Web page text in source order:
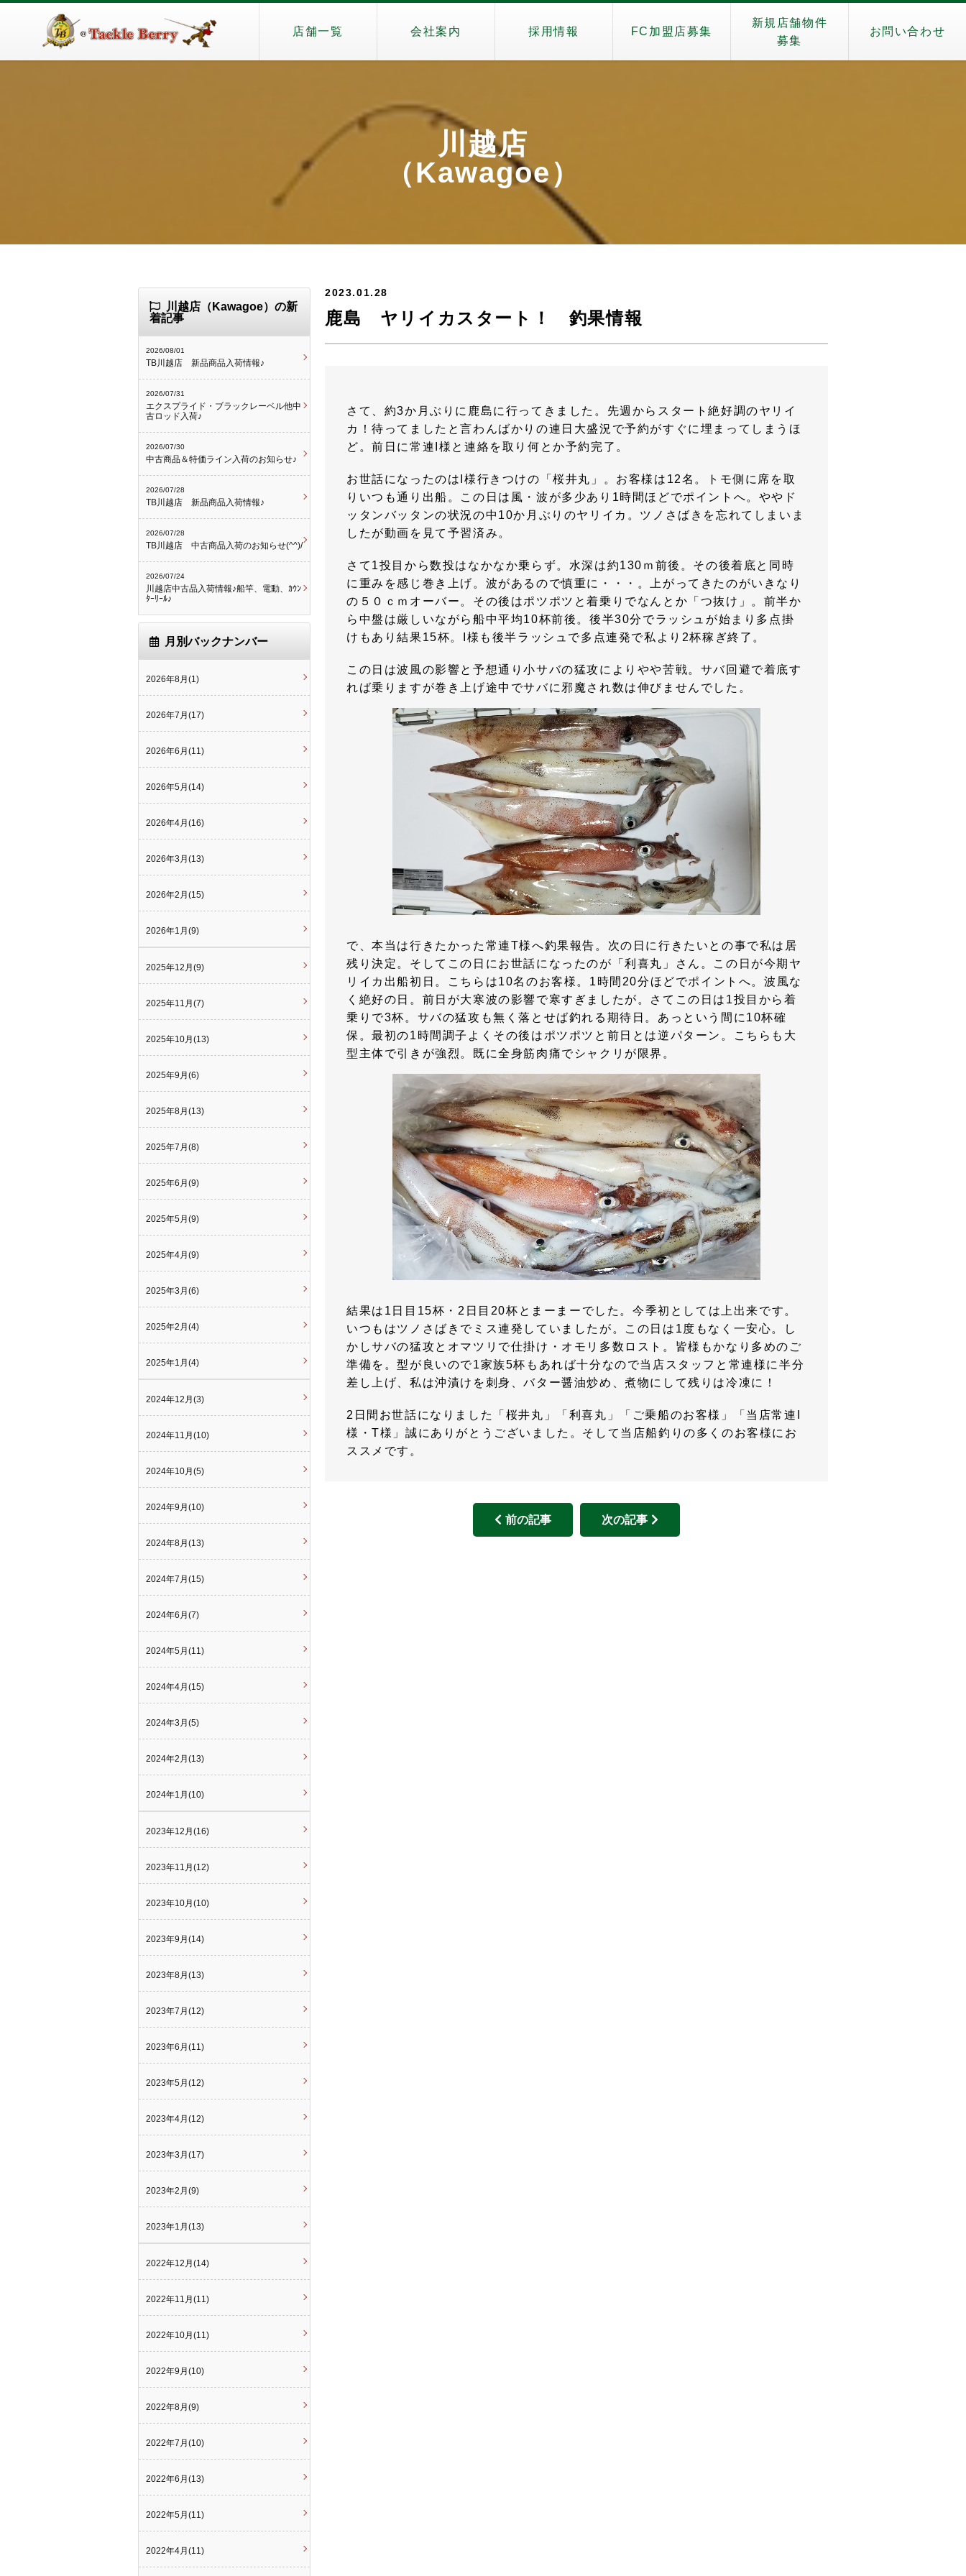
店舗一覧 会社案内 採用情報 FC加盟店募集
新規店舗物件
募集
お問い合わせ
川越店
（Kawagoe）
2023.01.28
鹿島 ヤリイカスタート！ 釣果情報
さて、約3か月ぶりに鹿島に行ってきました。先週からスタート絶好調のヤリイ
カ！待ってましたと言わんばかりの連日大盛況で予約がすぐに埋まってしまうほ
ど。前日に常連I様と連絡を取り何とか予約完了。
お世話になったのはI様行きつけの「桜井丸」。お客様は12名。トモ側に席を取
りいつも通り出船。この日は風・波が多少あり1時間ほどでポイントへ。ややド
ッタンバッタンの状況の中10か月ぶりのヤリイカ。ツノさばきを忘れてしまいま
したが動画を見て予習済み。
さて1投目から数投はなかなか乗らず。水深は約130ｍ前後。その後着底と同時
に重みを感じ巻き上げ。波があるので慎重に・・・。上がってきたのがいきなり
の５０ｃｍオーバー。その後はポツポツと着乗りでなんとか「つ抜け」。前半か
ら中盤は厳しいながら船中平均10杯前後。後半30分でラッシュが始まり多点掛
けもあり結果15杯。I様も後半ラッシュで多点連発で私より2杯稼ぎ終了。
この日は波風の影響と予想通り小サバの猛攻によりやや苦戦。サバ回避で着底す
れば乗りますが巻き上げ途中でサバに邪魔され数は伸びませんでした。
で、本当は行きたかった常連T様へ釣果報告。次の日に行きたいとの事で私は居
残り決定。そしてこの日にお世話になったのが「利喜丸」さん。この日が今期ヤ
リイカ出船初日。こちらは10名のお客様。1時間20分ほどでポイントへ。波風な
く絶好の日。前日が大寒波の影響で寒すぎましたが。さてこの日は1投目から着
乗りで3杯。サバの猛攻も無く落とせば釣れる期待日。あっという間に10杯確
保。最初の1時間調子よくその後はポツポツと前日とは逆パターン。こちらも大
型主体で引きが強烈。既に全身筋肉痛でシャクリが限界。
結果は1日目15杯・2日目20杯とまーまーでした。今季初としては上出来です。
いつもはツノさばきでミス連発していましたが。この日は1度もなく一安心。し
かしサバの猛攻とオマツリで仕掛け・オモリ多数ロスト。皆様もかなり多めのご
準備を。型が良いので1家族5杯もあれば十分なので当店スタッフと常連様に半分
差し上げ、私は沖漬けを刺身、バター醤油炒め、煮物にして残りは冷凍に！
2日間お世話になりました「桜井丸」「利喜丸」「ご乗船のお客様」「当店常連I
様・T様」誠にありがとうございました。そして当店船釣りの多くのお客様にお
ススメです。
前の記事 次の記事
川越店（Kawagoe）の新
着記事
2026/08/01
TB川越店 新品商品入荷情報♪
2026/07/31
エクスプライド・ブラックレーベル他中
古ロッド入荷♪
2026/07/30
中古商品＆特価ライン入荷のお知らせ♪
2026/07/28
TB川越店 新品商品入荷情報♪
2026/07/28
TB川越店 中古商品入荷のお知らせ(^^)/
2026/07/24
川越店中古品入荷情報♪船竿、電動、ｶｳﾝ
ﾀｰﾘｰﾙ♪
月別バックナンバー
2026年8月(1)
2026年7月(17)
2026年6月(11)
2026年5月(14)
2026年4月(16)
2026年3月(13)
2026年2月(15)
2026年1月(9)
2025年12月(9)
2025年11月(7)
2025年10月(13)
2025年9月(6)
2025年8月(13)
2025年7月(8)
2025年6月(9)
2025年5月(9)
2025年4月(9)
2025年3月(6)
2025年2月(4)
2025年1月(4)
2024年12月(3)
2024年11月(10)
2024年10月(5)
2024年9月(10)
2024年8月(13)
2024年7月(15)
2024年6月(7)
2024年5月(11)
2024年4月(15)
2024年3月(5)
2024年2月(13)
2024年1月(10)
2023年12月(16)
2023年11月(12)
2023年10月(10)
2023年9月(14)
2023年8月(13)
2023年7月(12)
2023年6月(11)
2023年5月(12)
2023年4月(12)
2023年3月(17)
2023年2月(9)
2023年1月(13)
2022年12月(14)
2022年11月(11)
2022年10月(11)
2022年9月(10)
2022年8月(9)
2022年7月(10)
2022年6月(13)
2022年5月(11)
2022年4月(11)